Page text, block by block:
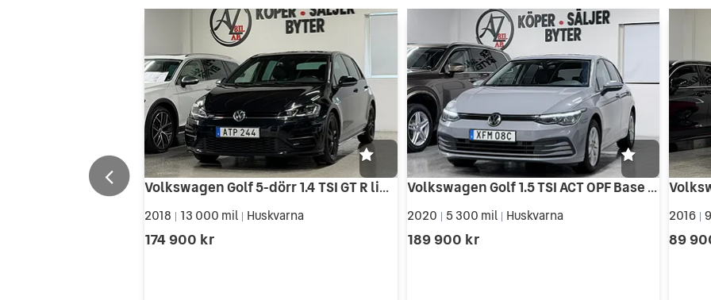
Volkswagen Golf 5-dörr 1.4 TSI GT R line 150hk styling GPS sensor
2018 13 000 mil Huskvarna
174 900 kr
Volkswagen Golf 1.5 TSI ACT OPF Base GPS TOPPSKICK LÅGMIL
2020 | 5 300 mil | Huskvarna
189 900 kr
2016
89